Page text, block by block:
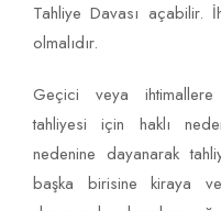
Tahliye Davası açabilir.
olmalıdır.
Geçici veya ihtimallere
tahliyesi için haklı
nedenine dayanarak
başka birisine kiraya